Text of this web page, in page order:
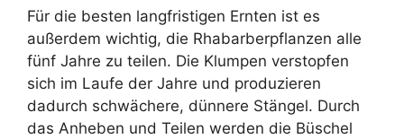
Für die besten langfristigen Ernten ist es
außerdem wichtig, die Rhabarberpflanzen alle
fünf Jahre zu teilen. Die Klumpen verstopfen
sich im Laufe der Jahre und produzieren
dadurch schwächere, dünnere Stängel. Durch
das Anheben und Teilen werden die Büschel